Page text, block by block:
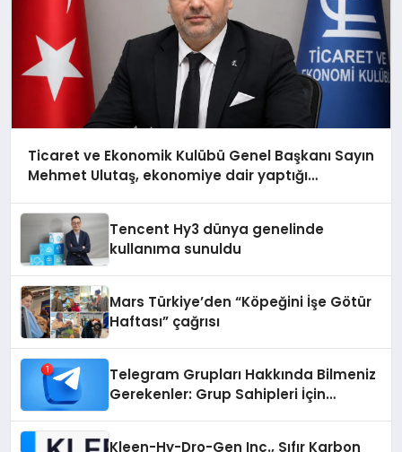
Ticaret ve Ekonomik Kulübü Genel Başkanı Sayın
Mehmet Ulutaş, ekonomiye dair yaptığı
Tencent Hy3 dünya genelinde
kullanıma sunuldu
Mars Türkiye’den “Köpeğini İşe Götür
Haftası” çağrısı
Telegram Grupları Hakkında Bilmeniz
Gerekenler: Grup Sahipleri İçin
Kleen-Hy-Dro-Gen Inc., Sıfır Karbon